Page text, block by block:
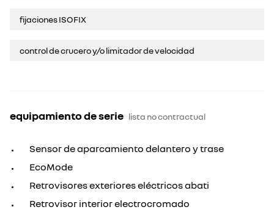
fijaciones ISOFIX
control de crucero y/o limitador de velocidad
equipamiento de serie lista no contractual
Sensor de aparcamiento delantero y trase
EcoMode
Retrovisores exteriores eléctricos abati
Retrovisor interior electrocromado